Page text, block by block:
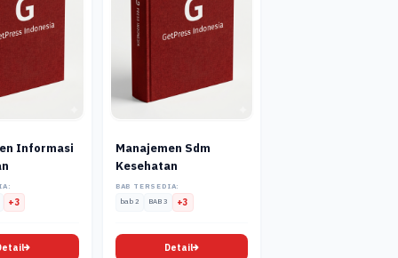
Informasi
+3
Manajemen Sdm
Kesehatan
BAB TERSEDIA:
bab 2
BAB 3 +3
Detail